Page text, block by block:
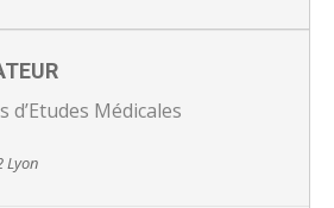
Médicales
Lyon